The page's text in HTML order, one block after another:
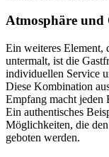
Atmosphäre und
Ein weiteres Element,
untermalt, ist die
individuellen Service
Diese Kombination
Empfang macht jeden
Ein authentisches
Möglichkeiten, die den
geboten werden.